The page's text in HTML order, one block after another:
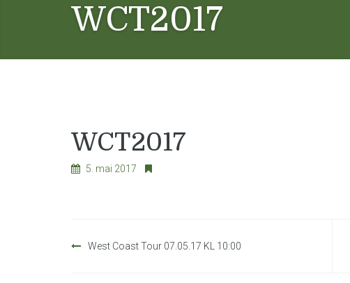
WCT2017
WCT2017
5. mai 2017
West Coast Tour 07.05.17 KL 10:00